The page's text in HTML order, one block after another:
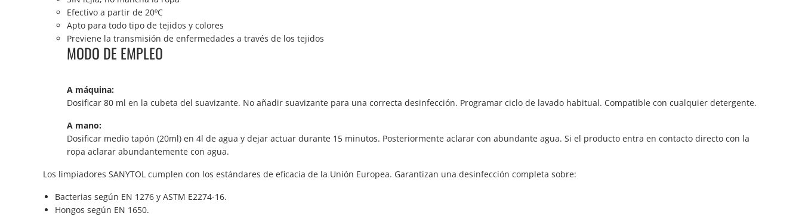
Efectivo a partir de 20ºC
Apto para todo tipo de tejidos y colores
Previene la transmisión de enfermedades a través de los tejidos
MODO DE EMPLEO
A máquina:
Dosificar 80 ml en la cubeta del suavizante. No añadir suavizante para una correcta desinfección. Programar ciclo de lavado habitual. Compatible con cualquier detergente.
A mano:
Dosificar medio tapón (20ml) en 4l de agua y dejar actuar durante 15 minutos. Posteriormente aclarar con abundante agua. Si el producto entra en contacto directo con la
ropa aclarar abundantemente con agua.
Los limpiadores SANYTOL cumplen con los estándares de eficacia de la Unión Europea. Garantizan una desinfección completa sobre:
Bacterias según EN 1276 y ASTM E2274-16.
Hongos según EN 1650.